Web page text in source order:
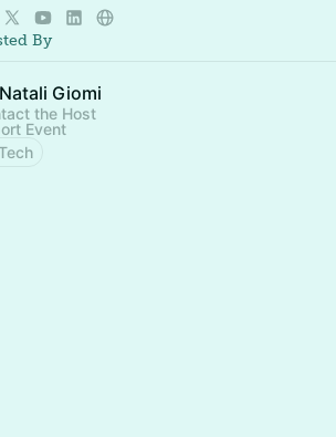
against IUU fishing.
By
Natali Giomi
the Host
Event